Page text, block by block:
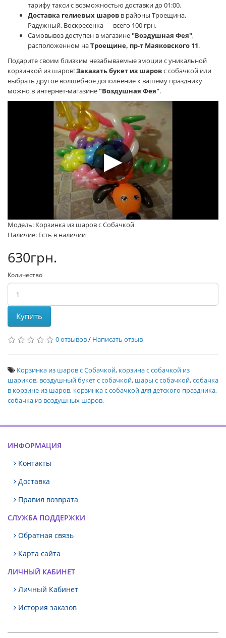
тарифу такси с возможностью доставки до 01:00.
Доставка гелиевых шаров в районы Троещина,
Радужный, Воскресенка — всего 100 грн.
Самовывоз доступен в магазине"Воздушная Фея",
расположенном наТроещине, пр-т Маяковского 11.
Подарите своим близким незабываемые эмоции с уникальной
корзинкой из шаров!Заказать букет из шаровс собачкой или
выбрать другое волшебное дополнение к вашему празднику
можно в интернет-магазине"Воздушная Фея".
Модель: Корзинка из шаров с Собачкой
Наличие: Есть в наличии
630грн.
Количество
Купить
0 отзывов/ Написать отзыв
Корзинка из шаров с Собачкой, корзина с собачкой из
шариков, воздушный букет с собачкой, шары с собачкой,собачка
в корзине из шаров, корзинка с собачкой для детского праздника,
собачка из воздушных шаров,
ИНФОРМАЦИЯ
Контакты
Доставка
Правил возврата
СЛУЖБА ПОДДЕРЖКИ
Обратная связь
Карта сайта
ЛИЧНЫЙ КАБИНЕТ
Личный Кабинет
История заказов